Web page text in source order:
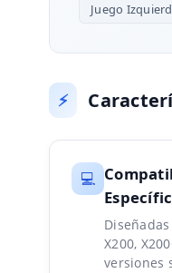
Juego
⚡
💻
X200,
versiones